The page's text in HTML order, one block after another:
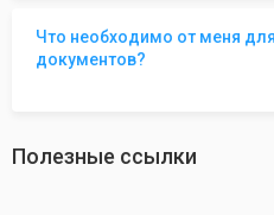
Что необходимо от меня
документов?
Полезные ссылки